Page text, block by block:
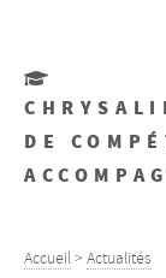
DE
Accueil >Actualités